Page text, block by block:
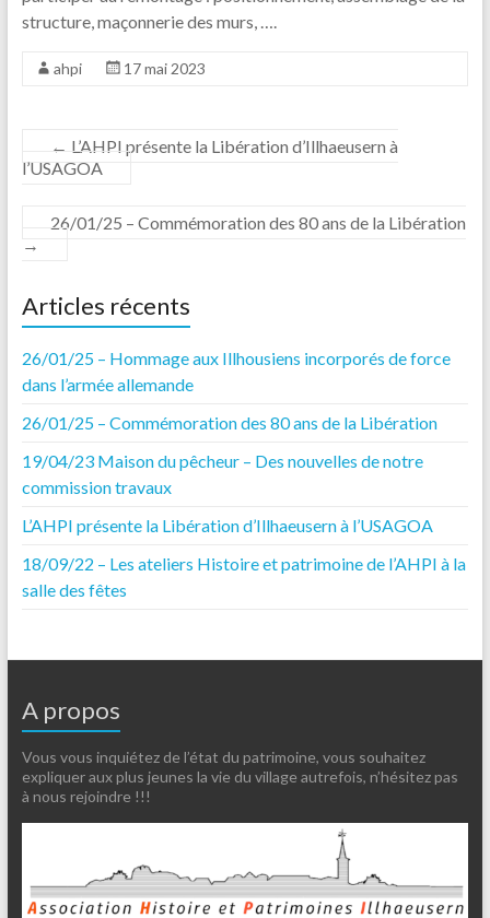
structure, maçonnerie des murs, ….
ahpi 17 mai 2023
← L’AHPI présente la Libération d’Illhaeusern à
l’USAGOA
26/01/25 – Commémoration des 80 ans de la Libération
→
Articles récents
26/01/25 – Hommage aux Illhousiens incorporés de force
dans l’armée allemande
26/01/25 – Commémoration des 80 ans de la Libération
19/04/23 Maison du pêcheur – Des nouvelles de notre
commission travaux
L’AHPI présente la Libération d’Illhaeusern à l’USAGOA
18/09/22 – Les ateliers Histoire et patrimoine de l’AHPI à la
salle des fêtes
A propos
Vous vous inquiétez de l’état du patrimoine, vous souhaitez
expliquer aux plus jeunes la vie du village autrefois, n’hésitez pas
à nous rejoindre !!!